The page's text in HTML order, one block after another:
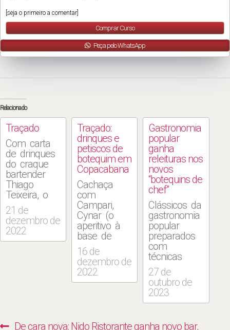
[seja o primeiro a comentar]
Comprar Curso
Peça pelo WhatsApp
Relacionado
Traçado
Com carta
de drinques
do craque
bartender
Thiago
Teixeira, o
lugar aposta
na
coquetelaria
de
21 de
dezembro de
2022
Traçado:
drinques e
petiscos de
botequim em
Copacabana
Cachaça
com
Campari,
Cynar (o
aperitivo à
base de
alcachofra),
Brasilberg e
“segredos do
bar”
16 de
dezembro de
2022
Gastronomia
popular
ganha
releituras nos
novos
“botequins de
chef”
Clássicos da
gastronomia
popular
preparados
com
técnicas
apuradas e
relidos por
cozinheiros
escolados
27 de
outubro de
2023
Previous
De cara nova: Nido Ristorante ganha novo bar,